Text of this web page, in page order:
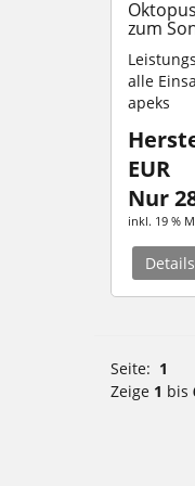
zum
alle
apeks
EUR
Nur
inkl. 19 %
Details
Seite: 1
Zeige 1 bis